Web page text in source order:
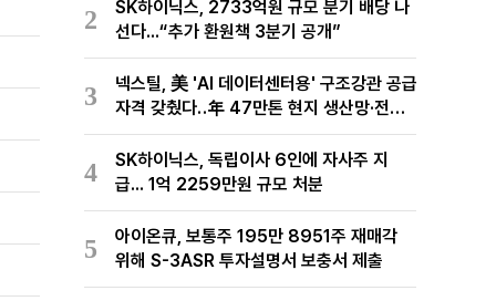
2
SK하이닉스, 2733억원 규모 분기 배당 나
선다...“추가 환원책 3분기 공개”
3
넥스틸, 美 'AI 데이터센터용' 구조강관 공급
자격 갖췄다‥年 47만톤 현지 생산망·전미
유통망 구축
4
SK하이닉스, 독립이사 6인에 자사주 지
급... 1억 2259만원 규모 처분
5
아이온큐, 보통주 195만 8951주 재매각
위해 S-3ASR 투자설명서 보충서 제출